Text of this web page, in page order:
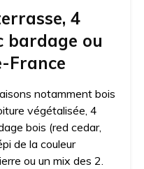
4
bardage ou
France
notamment bois
végétalisée, 4
bois (red cedar,
de la couleur
ou un mix des 2.